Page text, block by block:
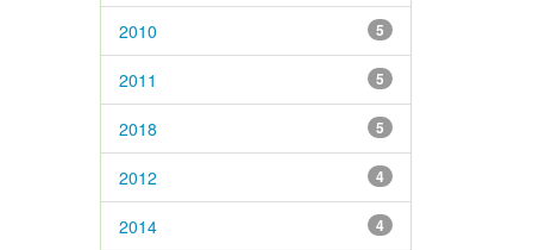
5
2010
5
2011
5
2018
4
2012
4
2014